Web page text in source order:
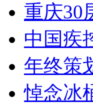
重庆
中国疾
年终策
悼念冰